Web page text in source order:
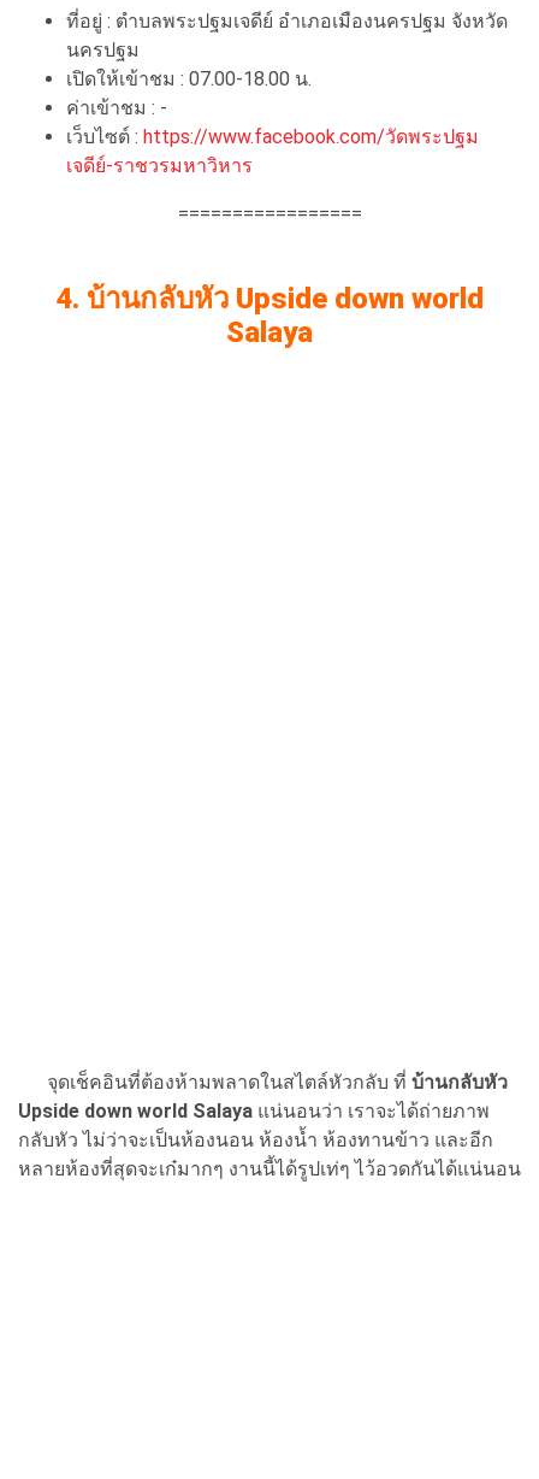
ที่อยู่ : ตำบลพระปฐมเจดีย์ อำเภอเมืองนครปฐม จังหวัด
นครปฐม
เปิดให้เข้าชม : 07.00-18.00 น.
ค่าเข้าชม : -
เว็บไซต์ : https://www.facebook.com/วัดพระปฐม
เจดีย์-ราชวรมหาวิหาร
=================
4. บ้านกลับหัว Upside down world
Salaya
จุดเช็คอินที่ต้องห้ามพลาดในสไตล์หัวกลับ ที่ บ้านกลับหัว
Upside down world Salaya แน่นอนว่า เราจะได้ถ่ายภาพ
กลับหัว ไม่ว่าจะเป็นห้องนอน ห้องน้ำ ห้องทานข้าว และอีก
หลายห้องที่สุดจะเก๋มากๆ งานนี้ได้รูปเท่ๆ ไว้อวดกันได้แน่นอน